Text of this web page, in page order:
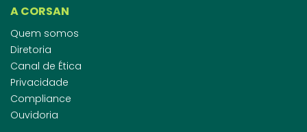
A CORSAN
Quem somos
Diretoria
Canal de Ética
Privacidade
Compliance
Ouvidoria